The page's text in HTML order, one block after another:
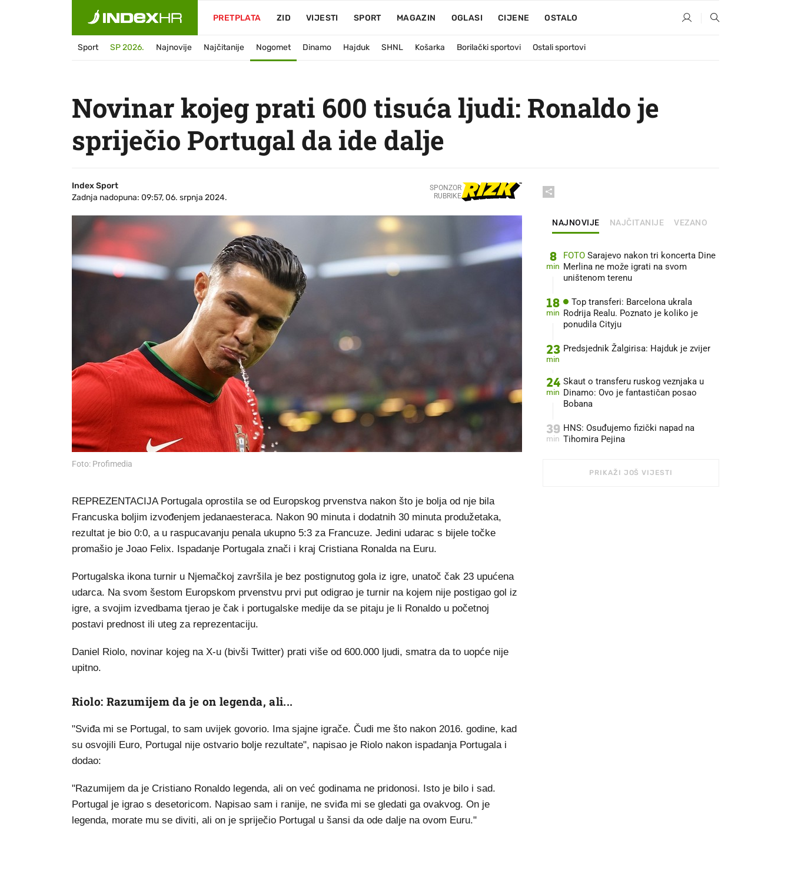
PRETPLATA ZID VIJESTI SPORT MAGAZIN OGLASI CIJENE OSTALO
Sport SP 2026. Najnovije Najčitanije Nogomet Dinamo Hajduk SHNL Košarka Borilački sportovi Ostali sportovi
Novinar kojeg prati 600 tisuća ljudi: Ronaldo je
spriječio Portugal da ide dalje
Index Sport
Zadnja nadopuna: 09:57, 06. srpnja 2024.
SPONZOR
RUBRIKE
Foto: Profimedia
REPREZENTACIJA Portugala oprostila se od Europskog prvenstva nakon što je bolja od nje bila
Francuska boljim izvođenjem jedanaesteraca. Nakon 90 minuta i dodatnih 30 minuta produžetaka,
rezultat je bio 0:0, a u raspucavanju penala ukupno 5:3 za Francuze. Jedini udarac s bijele točke
promašio je Joao Felix. Ispadanje Portugala znači i kraj Cristiana Ronalda na Euru.
Portugalska ikona turnir u Njemačkoj završila je bez postignutog gola iz igre, unatoč čak 23 upućena
udarca. Na svom šestom Europskom prvenstvu prvi put odigrao je turnir na kojem nije postigao gol iz
igre, a svojim izvedbama tjerao je čak i portugalske medije da se pitaju je li Ronaldo u početnoj
postavi prednost ili uteg za reprezentaciju.
Daniel Riolo, novinar kojeg na X-u (bivši Twitter) prati više od 600.000 ljudi, smatra da to uopće nije
upitno.
Riolo: Razumijem da je on legenda, ali...
"Sviđa mi se Portugal, to sam uvijek govorio. Ima sjajne igrače. Čudi me što nakon 2016. godine, kad
su osvojili Euro, Portugal nije ostvario bolje rezultate", napisao je Riolo nakon ispadanja Portugala i
dodao:
"Razumijem da je Cristiano Ronaldo legenda, ali on već godinama ne pridonosi. Isto je bilo i sad.
Portugal je igrao s desetoricom. Napisao sam i ranije, ne sviđa mi se gledati ga ovakvog. On je
legenda, morate mu se diviti, ali on je spriječio Portugal u šansi da ode dalje na ovom Euru."
NAJNOVIJE NAJČITANIJE VEZANO
8
min
FOTO Sarajevo nakon tri koncerta Dine
Merlina ne može igrati na svom
uništenom terenu
18
min
Top transferi: Barcelona ukrala
Rodrija Realu. Poznato je koliko je
ponudila Cityju
23
min
Predsjednik Žalgirisa: Hajduk je zvijer
24
min
Skaut o transferu ruskog veznjaka u
Dinamo: Ovo je fantastičan posao
Bobana
39
min
HNS: Osuđujemo fizički napad na
Tihomira Pejina
PRIKAŽI JOŠ VIJESTI